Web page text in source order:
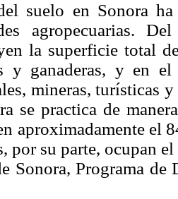
suelo en Sonora ha
agropecuarias.
la superficie total
y ganaderas, y en
mineras, turísticas
se practica de
aproximadamente el
por su parte, ocupan
Sonora, Programa